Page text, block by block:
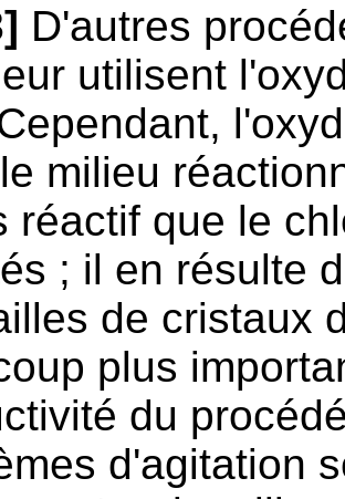
D'autres
utilisent
milieu
réactif que le
; il en résulte
de cristaux
plus
du
d'agitation